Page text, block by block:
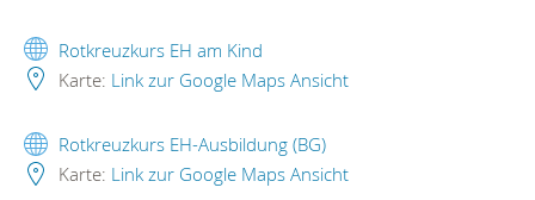
Rotkreuzkurs EH am Kind
Karte: Link zur Google Maps Ansicht
Rotkreuzkurs EH-Ausbildung (BG)
Karte: Link zur Google Maps Ansicht